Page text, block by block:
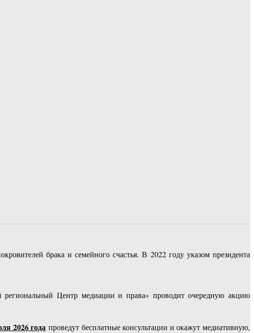
брака и семейного счастья. В 2022 году указом президента
Центр медиации и права» проводит очередную акцию
2026 года проведут бесплатные консультации и окажут медиативную,